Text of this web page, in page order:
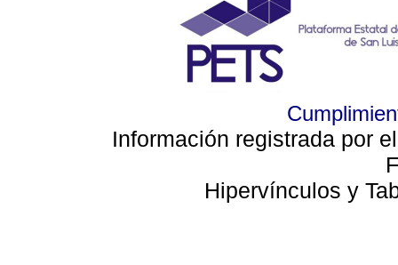
Información registrada por
Hipervínculos y